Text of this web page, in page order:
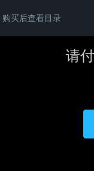
购买后查看目录
请